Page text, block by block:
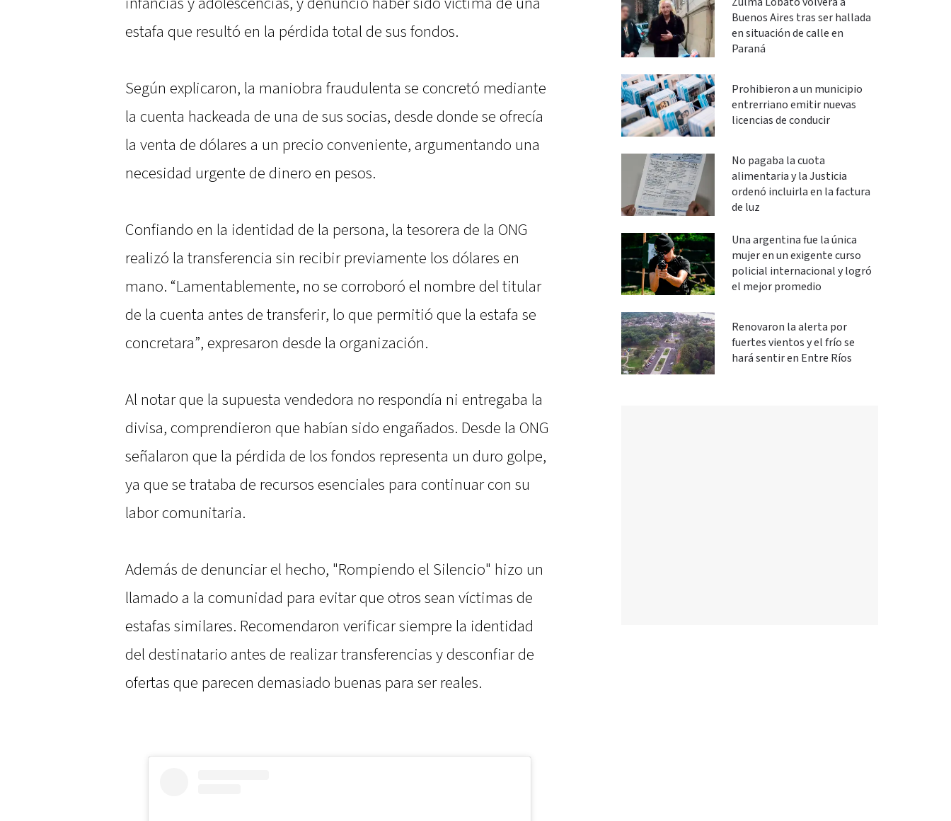
estafa que resultó en la pérdida total de sus fondos.
Según explicaron, la maniobra fraudulenta se concretó mediante
la cuenta hackeada de una de sus socias, desde donde se ofrecía
la venta de dólares a un precio conveniente, argumentando una
necesidad urgente de dinero en pesos.
Confiando en la identidad de la persona, la tesorera de la ONG
realizó la transferencia sin recibir previamente los dólares en
mano. “Lamentablemente, no se corroboró el nombre del titular
de la cuenta antes de transferir, lo que permitió que la estafa se
concretara”, expresaron desde la organización.
Al notar que la supuesta vendedora no respondía ni entregaba la
divisa, comprendieron que habían sido engañados. Desde la ONG
señalaron que la pérdida de los fondos representa un duro golpe,
ya que se trataba de recursos esenciales para continuar con su
labor comunitaria.
Además de denunciar el hecho, "Rompiendo el Silencio" hizo un
llamado a la comunidad para evitar que otros sean víctimas de
estafas similares. Recomendaron verificar siempre la identidad
del destinatario antes de realizar transferencias y desconfiar de
ofertas que parecen demasiado buenas para ser reales.
Buenos Aires tras ser hallada
en situación de calle en
Paraná
Prohibieron a un municipio
entrerriano emitir nuevas
licencias de conducir
No pagaba la cuota
alimentaria y la Justicia
ordenó incluirla en la factura
de luz
Una argentina fue la única
mujer en un exigente curso
policial internacional y logró
el mejor promedio
Renovaron la alerta por
fuertes vientos y el frío se
hará sentir en Entre Ríos